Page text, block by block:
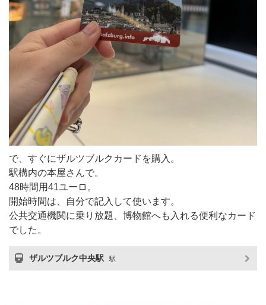
で、すぐにザルツブルクカードを購入。
駅構内の本屋さんで。
48時間用41ユーロ。
開始時間は、自分で記入して使います。
公共交通機関に乗り放題、博物館へも入れる便利なカード
でした。
ザルツブルク中央駅 駅